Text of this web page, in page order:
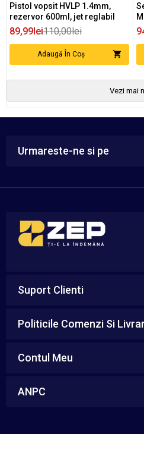
Pistol vopsit HVLP 1.4mm,
rezervor 600ml, jet reglabil
89,99lei110,00lei
Adaugă În Coș
Vezi mai
Urmareste-ne si pe
Suport Clienti
Politicile Comenzi Si
Contul Meu
ANPC